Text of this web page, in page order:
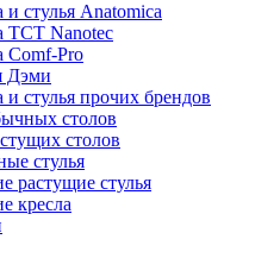
и стулья Anatomica
TCT Nanotec
Comf-Pro
Дэми
и стулья прочих брендов
столов
столов
стулья
растущие стулья
кресла